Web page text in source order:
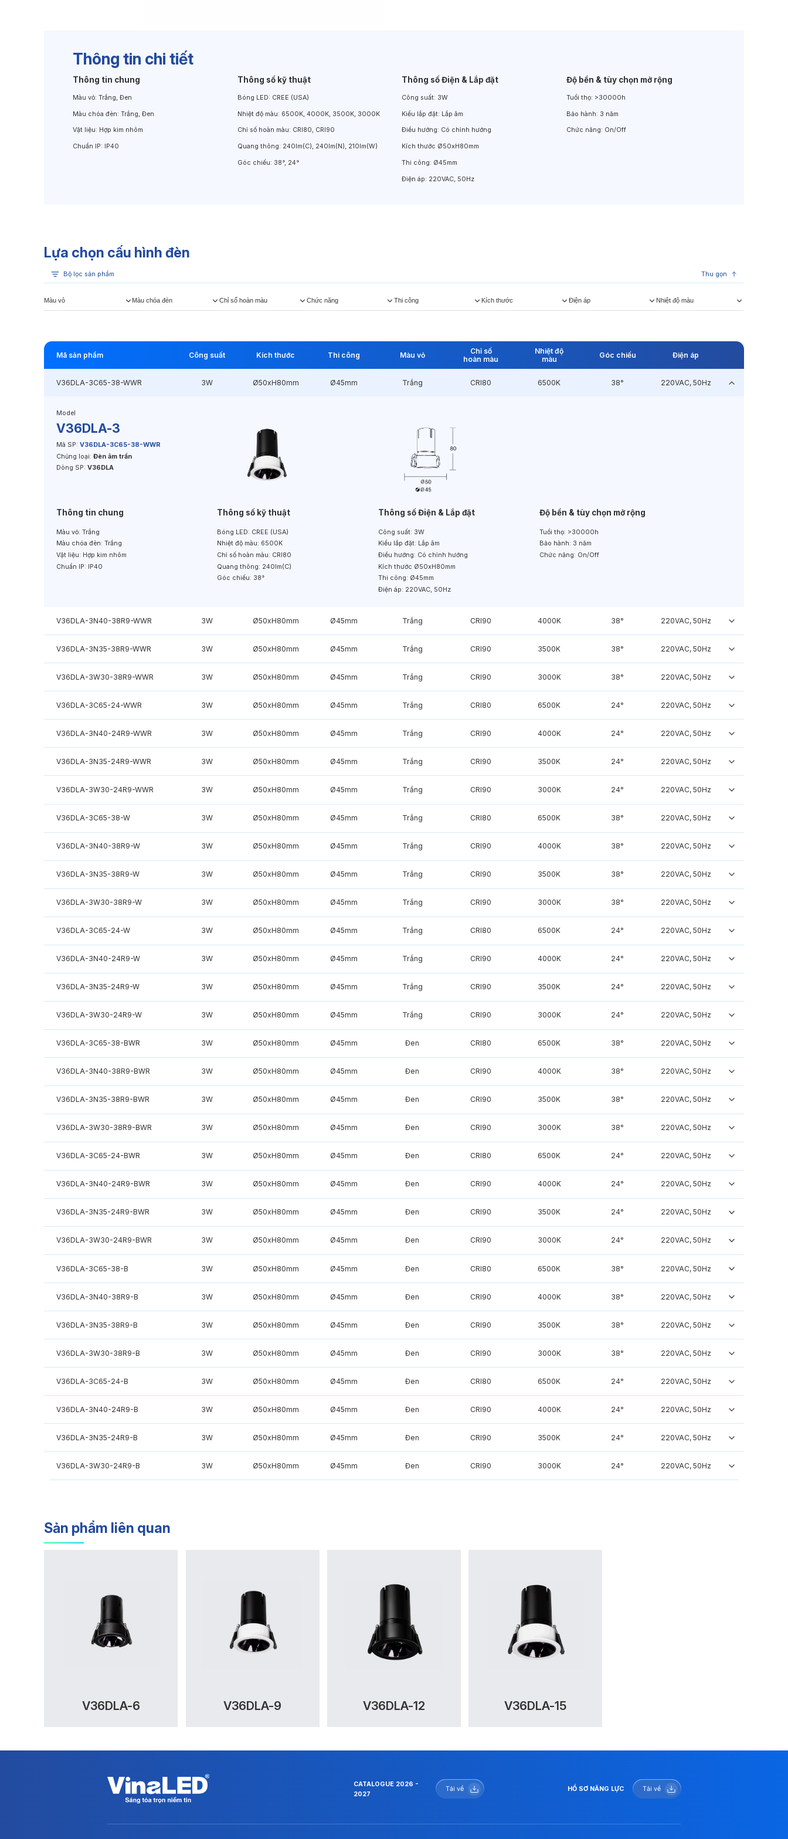
Thông tin chi tiết
Thông tin chung
Màu vỏ: Trắng, Đen
Màu chóa đèn: Trắng, Đen
Vật liệu: Hợp kim nhôm
Chuẩn IP: IP40
Thông số kỹ thuật
Bóng LED: CREE (USA)
Nhiệt độ màu: 6500K, 4000K, 3500K, 3000K
Chỉ số hoàn màu: CRI80, CRI90
Quang thông: 240lm(C), 240lm(N), 210lm(W)
Góc chiếu: 38°, 24°
Thông số Điện & Lắp đặt
Công suất: 3W
Kiểu lắp đặt: Lắp âm
Điều hướng: Có chỉnh hướng
Kích thước Ø50xH80mm
Thi công: Ø45mm
Điện áp: 220VAC, 50Hz
Độ bền & tùy chọn mở rộng
Tuổi thọ: >30000h
Bảo hành: 3 năm
Chức năng: On/Off
Lựa chọn cấu hình đèn
Bộ lọc sản phẩm Thu gọn
Màu vỏ Màu chóa đèn Chỉ số hoàn màu Chức năng Thi công Kích thước Điện áp Nhiệt độ màu
Mã sản phẩm Công suất Kích thước Thi công Màu vỏ
Chỉ số
hoàn màu
Nhiệt độ
màu
Góc chiếu Điện áp
V36DLA-3C65-38-WWR 3W Ø50xH80mm Ø45mm Trắng CRI80 6500K 38° 220VAC, 50Hz
Model
V36DLA-3
Mã SP: V36DLA-3C65-38-WWR
Chủng loại: Đèn âm trần
Dòng SP: V36DLA
Thông tin chung
Màu vỏ: Trắng
Màu chóa đèn: Trắng
Vật liệu: Hợp kim nhôm
Chuẩn IP: IP40
Thông số kỹ thuật
Bóng LED: CREE (USA)
Nhiệt độ màu: 6500K
Chỉ số hoàn màu: CRI80
Quang thông: 240lm(C)
Góc chiếu: 38°
Thông số Điện & Lắp đặt
Công suất: 3W
Kiểu lắp đặt: Lắp âm
Điều hướng: Có chỉnh hướng
Kích thước Ø50xH80mm
Thi công: Ø45mm
Điện áp: 220VAC, 50Hz
Độ bền & tùy chọn mở rộng
Tuổi thọ: >30000h
Bảo hành: 3 năm
Chức năng: On/Off
V36DLA-3N40-38R9-WWR 3W Ø50xH80mm Ø45mm Trắng CRI90 4000K 38° 220VAC, 50Hz
V36DLA-3N35-38R9-WWR 3W Ø50xH80mm Ø45mm Trắng CRI90 3500K 38° 220VAC, 50Hz
V36DLA-3W30-38R9-WWR 3W Ø50xH80mm Ø45mm Trắng CRI90 3000K 38° 220VAC, 50Hz
V36DLA-3C65-24-WWR 3W Ø50xH80mm Ø45mm Trắng CRI80 6500K 24° 220VAC, 50Hz
V36DLA-3N40-24R9-WWR 3W Ø50xH80mm Ø45mm Trắng CRI90 4000K 24° 220VAC, 50Hz
V36DLA-3N35-24R9-WWR 3W Ø50xH80mm Ø45mm Trắng CRI90 3500K 24° 220VAC, 50Hz
V36DLA-3W30-24R9-WWR 3W Ø50xH80mm Ø45mm Trắng CRI90 3000K 24° 220VAC, 50Hz
V36DLA-3C65-38-W 3W Ø50xH80mm Ø45mm Trắng CRI80 6500K 38° 220VAC, 50Hz
V36DLA-3N40-38R9-W 3W Ø50xH80mm Ø45mm Trắng CRI90 4000K 38° 220VAC, 50Hz
V36DLA-3N35-38R9-W 3W Ø50xH80mm Ø45mm Trắng CRI90 3500K 38° 220VAC, 50Hz
V36DLA-3W30-38R9-W 3W Ø50xH80mm Ø45mm Trắng CRI90 3000K 38° 220VAC, 50Hz
V36DLA-3C65-24-W 3W Ø50xH80mm Ø45mm Trắng CRI80 6500K 24° 220VAC, 50Hz
V36DLA-3N40-24R9-W 3W Ø50xH80mm Ø45mm Trắng CRI90 4000K 24° 220VAC, 50Hz
V36DLA-3N35-24R9-W 3W Ø50xH80mm Ø45mm Trắng CRI90 3500K 24° 220VAC, 50Hz
V36DLA-3W30-24R9-W 3W Ø50xH80mm Ø45mm Trắng CRI90 3000K 24° 220VAC, 50Hz
V36DLA-3C65-38-BWR 3W Ø50xH80mm Ø45mm Đen CRI80 6500K 38° 220VAC, 50Hz
V36DLA-3N40-38R9-BWR 3W Ø50xH80mm Ø45mm Đen CRI90 4000K 38° 220VAC, 50Hz
V36DLA-3N35-38R9-BWR 3W Ø50xH80mm Ø45mm Đen CRI90 3500K 38° 220VAC, 50Hz
V36DLA-3W30-38R9-BWR 3W Ø50xH80mm Ø45mm Đen CRI90 3000K 38° 220VAC, 50Hz
V36DLA-3C65-24-BWR 3W Ø50xH80mm Ø45mm Đen CRI80 6500K 24° 220VAC, 50Hz
V36DLA-3N40-24R9-BWR 3W Ø50xH80mm Ø45mm Đen CRI90 4000K 24° 220VAC, 50Hz
V36DLA-3N35-24R9-BWR 3W Ø50xH80mm Ø45mm Đen CRI90 3500K 24° 220VAC, 50Hz
V36DLA-3W30-24R9-BWR 3W Ø50xH80mm Ø45mm Đen CRI90 3000K 24° 220VAC, 50Hz
V36DLA-3C65-38-B 3W Ø50xH80mm Ø45mm Đen CRI80 6500K 38° 220VAC, 50Hz
V36DLA-3N40-38R9-B 3W Ø50xH80mm Ø45mm Đen CRI90 4000K 38° 220VAC, 50Hz
V36DLA-3N35-38R9-B 3W Ø50xH80mm Ø45mm Đen CRI90 3500K 38° 220VAC, 50Hz
V36DLA-3W30-38R9-B 3W Ø50xH80mm Ø45mm Đen CRI90 3000K 38° 220VAC, 50Hz
V36DLA-3C65-24-B 3W Ø50xH80mm Ø45mm Đen CRI80 6500K 24° 220VAC, 50Hz
V36DLA-3N40-24R9-B 3W Ø50xH80mm Ø45mm Đen CRI90 4000K 24° 220VAC, 50Hz
V36DLA-3N35-24R9-B 3W Ø50xH80mm Ø45mm Đen CRI90 3500K 24° 220VAC, 50Hz
V36DLA-3W30-24R9-B 3W Ø50xH80mm Ø45mm Đen CRI90 3000K 24° 220VAC, 50Hz
Sản phẩm liên quan
V36DLA-6 V36DLA-9 V36DLA-12 V36DLA-15
CATALOGUE 2026 -
2027
Tải về HỒ SƠ NĂNG LỰC Tải về